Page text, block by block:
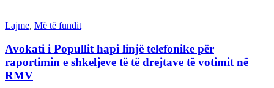
Lajme, Më të fundit
Avokati i Popullit hapi linjë telefonike për
raportimin e shkeljeve të të drejtave të votimit në
RMV